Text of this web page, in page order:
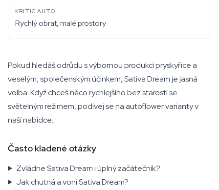
Rychlý obrat, malé prostory
Pokud hledáš odrůdu s výbornou produkcí pryskyřice a
veselým, společenským účinkem, Sativa Dream je jasná
volba. Když chceš něco rychlejšího bez starostí se
světelným režimem, podívej se na autoflower varianty v
naší nabídce.
Často kladené otázky
Zvládne Sativa Dream i úplný začátečník?
Jak chutná a voní Sativa Dream?